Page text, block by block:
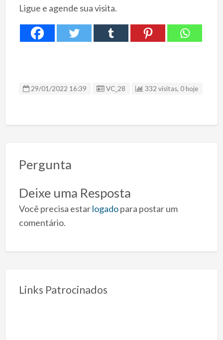
Ligue e agende sua visita.
29/01/2022 16:39 ID Anúncio
VC_28 332 visitas, 0 hoje
Pergunta
Deixe uma Resposta
Você precisa estarlogadopara postar um
comentário.
Links Patrocinados